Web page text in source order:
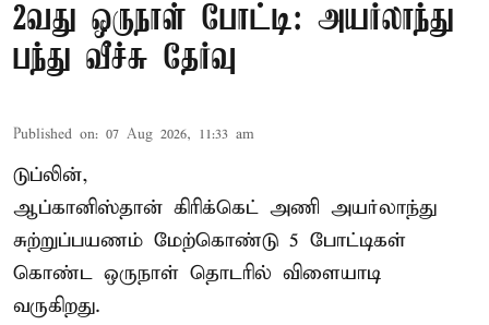
2வது ஒருநாள் போட்டி: அயர்லாந்து
பந்து வீச்சு தேர்வு
Published on: 07 Aug 2026, 11:33 am
டுப்லின்,
ஆப்கானிஸ்தான் கிரிக்கெட் அணி அயர்லாந்து
சுற்றுப்பயணம் மேற்கொண்டு 5 போட்டிகள்
கொண்ட ஒருநாள் தொடரில் விளையாடி
வருகிறது.